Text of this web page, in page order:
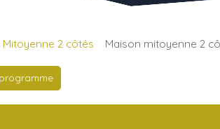
Mitoyenne 2 côtés Maison mitoyenne 2